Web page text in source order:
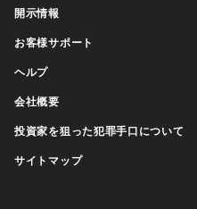
開示情報
お客様サポート
ヘルプ
会社概要
投資家を狙った犯罪手口について
サイトマップ